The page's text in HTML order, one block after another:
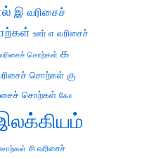
இ வரிசைச்
ஊர் எ வரிசைச்
சொற்கள் க
சொற்கள் கு
சொற்கள் கோ
சி வரிசைச்